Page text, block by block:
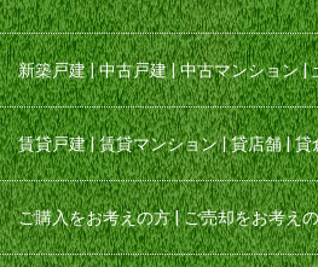
新築戸建|中古戸建|中古マンション|
賃貸戸建|賃貸マンション|貸店舗|貸
ご購入をお考えの方|ご売却をお考え